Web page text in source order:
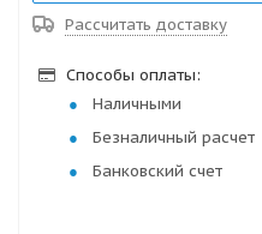
Рассчитать доставку
Способы оплаты:
Наличными
Безналичный расчет
Банковский счет